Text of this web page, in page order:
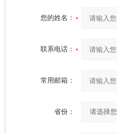
您的姓名：
联系电话：
常用邮箱：
省份：